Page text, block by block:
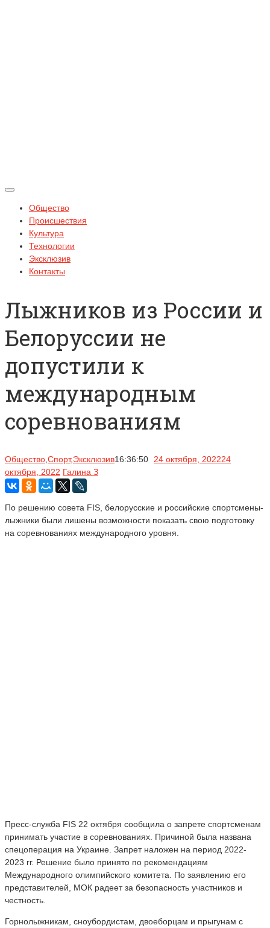
Общество
Происшествия
Культура
Технологии
Эксклюзив
Контакты
Лыжников из России и
Белоруссии не
допустили к
международным
соревнованиям
Общество Спорт,Эксклюзив16:36:50 24 октября, 202224
октября, 2022 Галина З
По решению совета FIS, белорусские и российские спортсмены-
лыжники были лишены возможности показать свою подготовку
на соревнованиях международного уровня.
Пресc-служба FIS 22 октября сообщила о запрете спортсменам
принимать участие в соревнованиях. Причиной была названа
спецоперация на Украине. Запрет наложен на период 2022-
2023 гг. Решение было принято по рекомендациям
Международного олимпийского комитета. По заявлению его
представителей, МОК радеет за безопасность участников и
честность.
Горнолыжникам, сноубордистам, двоеборцам и прыгунам с